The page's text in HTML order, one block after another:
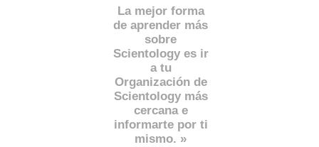
La mejor forma
de aprender más
sobre
Scientology es ir
a tu
Organización de
Scientology más
cercana e
informarte por ti
mismo. »